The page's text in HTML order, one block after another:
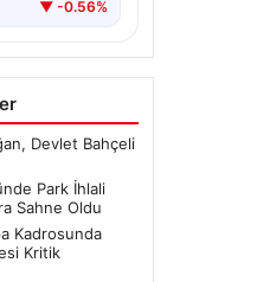
▼ -0.56%
Devlet Bahçeli
Park İhlali
Sahne Oldu
Kadrosunda
Kritik